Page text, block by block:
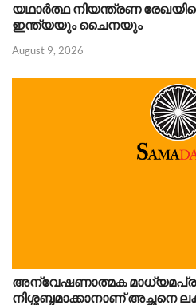
യഥാർത്ഥ നിയന്ത്രണ
ഇന്ത്യയും ചൈനയും
August 9, 2026
അന്വേഷണാത്മക
നിശ്ശബ്ദമാക്കാനാണ് അച്ഛനെ